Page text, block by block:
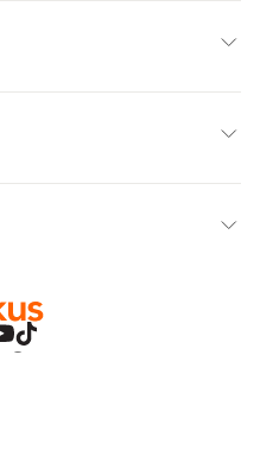
@